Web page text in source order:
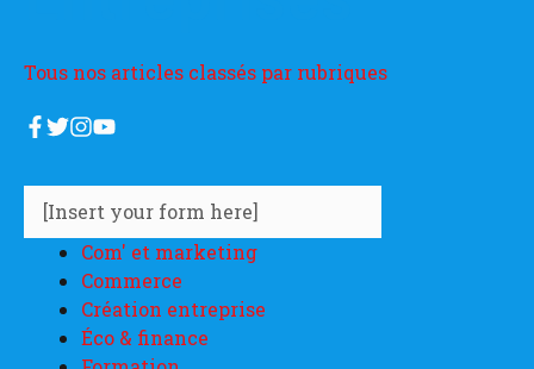
Tous nos articles classés par rubriques
[Insert your form here]
Com' et marketing
Commerce
Création entreprise
Éco & finance